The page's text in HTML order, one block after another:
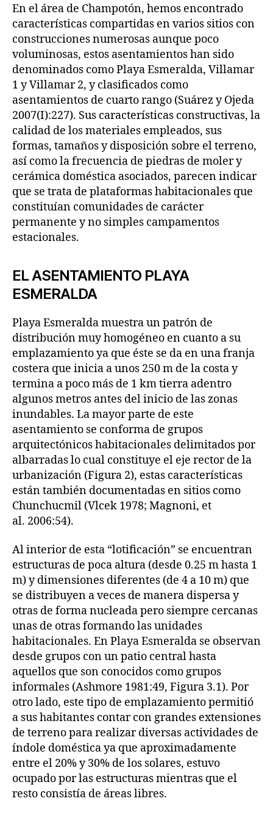
En el área de Champotón, hemos encontrado
características compartidas en varios sitios con
construcciones numerosas aunque poco
voluminosas, estos asentamientos han sido
denominados como Playa Esmeralda, Villamar
1 y Villamar 2, y clasificados como
asentamientos de cuarto rango (Suárez y Ojeda
2007(I):227). Sus características constructivas, la
calidad de los materiales empleados, sus
formas, tamaños y disposición sobre el terreno,
así como la frecuencia de piedras de moler y
cerámica doméstica asociados, parecen indicar
que se trata de plataformas habitacionales que
constituían comunidades de carácter
permanente y no simples campamentos
estacionales.
EL ASENTAMIENTO PLAYA
ESMERALDA
Playa Esmeralda muestra un patrón de
distribución muy homogéneo en cuanto a su
emplazamiento ya que éste se da en una franja
costera que inicia a unos 250 m de la costa y
termina a poco más de 1 km tierra adentro
algunos metros antes del inicio de las zonas
inundables. La mayor parte de este
asentamiento se conforma de grupos
arquitectónicos habitacionales delimitados por
albarradas lo cual constituye el eje rector de la
urbanización (Figura 2), estas características
están también documentadas en sitios como
Chunchucmil (Vlcek 1978; Magnoni, et
al. 2006:54).
Al interior de esta “lotificación” se encuentran
estructuras de poca altura (desde 0.25 m hasta 1
m) y dimensiones diferentes (de 4 a 10 m) que
se distribuyen a veces de manera dispersa y
otras de forma nucleada pero siempre cercanas
unas de otras formando las unidades
habitacionales. En Playa Esmeralda se observan
desde grupos con un patio central hasta
aquellos que son conocidos como grupos
informales (Ashmore 1981:49, Figura 3.1). Por
otro lado, este tipo de emplazamiento permitió
a sus habitantes contar con grandes extensiones
de terreno para realizar diversas actividades de
índole doméstica ya que aproximadamente
entre el 20% y 30% de los solares, estuvo
ocupado por las estructuras mientras que el
resto consistía de áreas libres.